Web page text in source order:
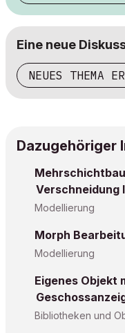
Eine neue
NEUES THEMA
Dazugehöriger
Verschneidung
Modellierung
Morph
Modellierung
Eigenes Objekt
Bibliotheken und